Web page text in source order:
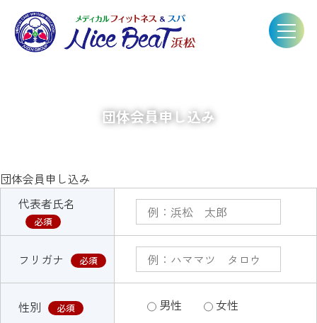
団体会員申し込み
団体会員申し込み
代表者氏名
必須
フリガナ 必須
性別 必須 男性 女性